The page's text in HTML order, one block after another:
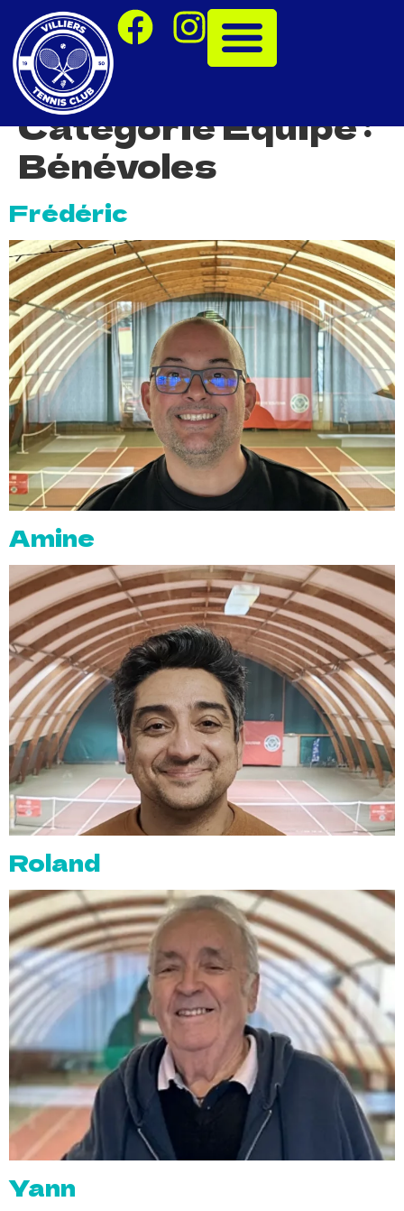
Catégorie Equipe :
Bénévoles
Frédéric
Amine
Roland
Yann